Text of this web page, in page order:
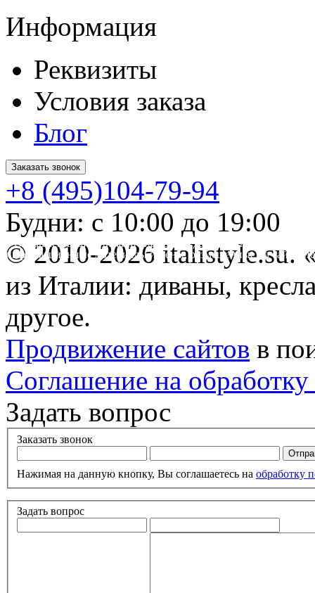
Информация
Реквизиты
Условия заказа
Блог
Заказать звонок
+8 (495)104-79-94
Будни: с 10:00 до 19:00
* Обращаем ваше внимание на то, что данный интернет-сайт
информационные материалы и цены, размещенные на сайте,
Гражданского кодекса РФ.
© 2010-2026 italistyle.su.
из Италии: диваны,
другое.
Продвижение сайтов в
Соглашение на
Задать вопрос
Заказать звонок
Нажимая на данную кнопку, Вы соглашаетесь на обработку
Задать вопрос